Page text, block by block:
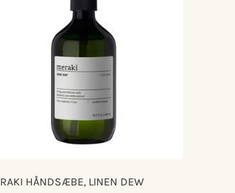
HÅNDSÆBE, LINEN DEW